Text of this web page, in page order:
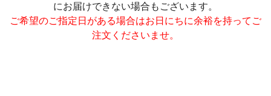
にお届けできない場合もございます。
ご希望のご指定日がある場合はお日にちに余裕を持ってご
注文くださいませ。